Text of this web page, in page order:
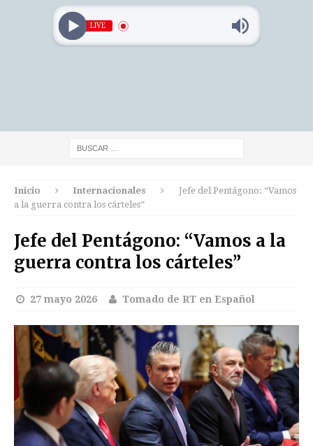
LIVE
Inicio Internacionales
Jefe del Pentágono: “Vamos
a la guerra contra los cárteles”
Jefe del Pentágono: “Vamos a la
guerra contra los cárteles”
27 mayo 2026 Tomado de RT en Español